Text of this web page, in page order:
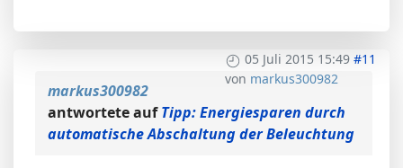
05 Juli 2015 15:49 #11
von markus300982
markus300982
antwortete aufTipp: Energiesparen durch
automatische Abschaltung der Beleuchtung